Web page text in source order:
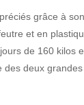
grâce à
et en
de 160
deux